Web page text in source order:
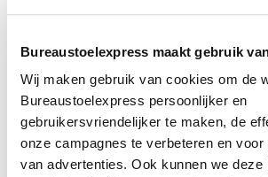
Bureaustoelexpress maakt gebruik
Wij maken gebruik van cookies om de
Bureaustoelexpress persoonlijker en
gebruikersvriendelijker te maken, de
onze campagnes te verbeteren en voor
van advertenties. Ook kunnen we deze